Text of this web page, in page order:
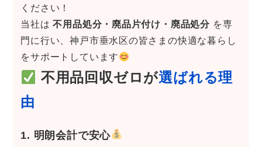
ください！
当社は不用品処分・廃品片付け・廃品処分 を専
門に行い、神戸市垂水区の皆さまの快適な暮らし
をサポートしています
不用品回収ゼロが選ばれる理
由
1. 明朗会計で安心